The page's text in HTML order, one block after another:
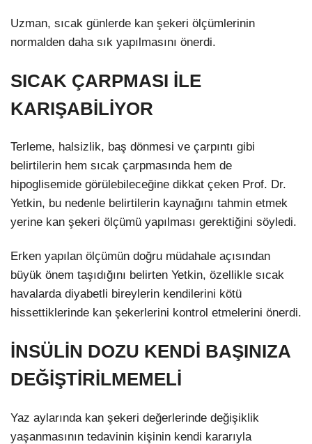
Uzman, sıcak günlerde kan şekeri ölçümlerinin
normalden daha sık yapılmasını önerdi.
SICAK ÇARPMASI İLE
KARIŞABİLİYOR
Terleme, halsizlik, baş dönmesi ve çarpıntı gibi
belirtilerin hem sıcak çarpmasında hem de
hipoglisemide görülebileceğine dikkat çeken Prof. Dr.
Yetkin, bu nedenle belirtilerin kaynağını tahmin etmek
yerine kan şekeri ölçümü yapılması gerektiğini söyledi.
Erken yapılan ölçümün doğru müdahale açısından
büyük önem taşıdığını belirten Yetkin, özellikle sıcak
havalarda diyabetli bireylerin kendilerini kötü
hissettiklerinde kan şekerlerini kontrol etmelerini önerdi.
İNSÜLİN DOZU KENDİ BAŞINIZA
DEĞİŞTİRİLMEMELİ
Yaz aylarında kan şekeri değerlerinde değişiklik
yaşanmasının tedavinin kişinin kendi kararıyla